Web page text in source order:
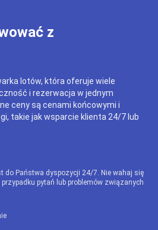
z
lotów, która oferuje wiele
i rezerwacja w jednym
ceny są cenami końcowymi i
takie jak wsparcie klienta 24/7 lub
do Państwa dyspozycji 24/7. Nie wahaj się
pytań lub problemów związanych